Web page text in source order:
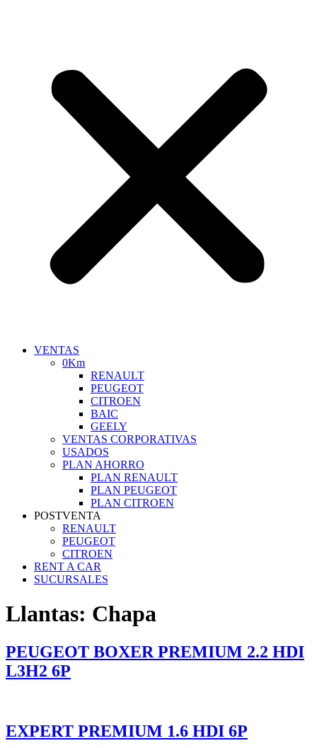
VENTAS
0Km
RENAULT
PEUGEOT
CITROEN
BAIC
GEELY
VENTAS CORPORATIVAS
USADOS
PLAN AHORRO
PLAN RENAULT
PLAN PEUGEOT
PLAN CITROEN
POSTVENTA
RENAULT
PEUGEOT
CITROEN
RENT A CAR
SUCURSALES
Llantas: Chapa
PEUGEOT BOXER PREMIUM 2.2 HDI
L3H2 6P
EXPERT PREMIUM 1.6 HDI 6P